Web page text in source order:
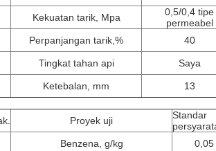
Kekuatan tarik, Mpa
0,5/0,4 tipe
permeabel
Perpanjangan tarik,% 40
Tingkat tahan api Saya
Ketebalan, mm 13
Proyek uji
Standar
Benzena, g/kg 0,05